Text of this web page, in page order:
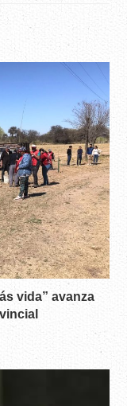
vida” avanza